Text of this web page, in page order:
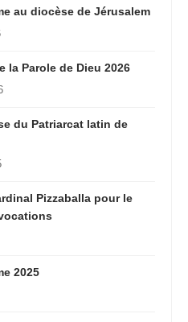
au diocèse de Jérusalem
la Parole de Dieu 2026
du Patriarcat latin de
Pizzaballa pour le
2025